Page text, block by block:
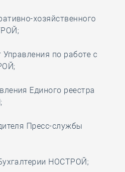
хозяйственного
по работе с
Единого реестра
Пресс-службы
НОСТРОЙ;